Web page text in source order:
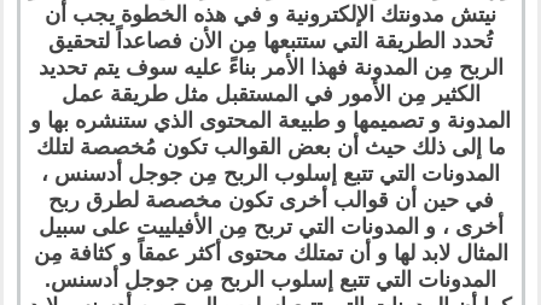
نيتش مدونتك الإلكترونية و في هذه الخطوة يجب أن
تُحدد الطريقة التي ستتبعها مِن الأن فصاعداً لتحقيق
الربح مِن المدونة فهذا الأمر بناءً عليه سوف يتم تحديد
الكثير مِن الأمور في المستقبل مثل طريقة عمل
المدونة و تصميمها و طبيعة المحتوى الذي ستنشره بها و
ما إلى ذلك حيث أن بعض القوالب تكون مُخصصة لتلك
المدونات التي تتبع إسلوب الربح مِن جوجل أدسنس ،
في حين أن قوالب أخرى تكون مخصصة لطرق ربح
أخرى ، و المدونات التي تربح مِن الأفيلييت على سبيل
المثال لابد لها و أن تمتلك محتوى أكثر عمقاً و كثافة مِن
المدونات التي تتبع إسلوب الربح مِن جوجل أدسنس.